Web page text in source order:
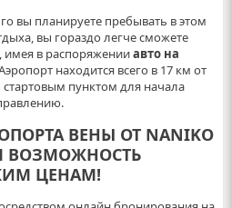
вы планируете пребывать в этом
вы гораздо легче сможете
имея в распоряженииавто на
находится всего в 17 км от
пунктом для начала
ВЕНЫ ОТ NANIKO
ВОЗМОЖНОСТЬ
ЦЕНАМ!